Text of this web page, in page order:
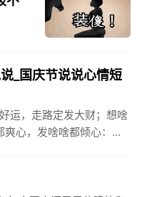
_国庆节说说心情短
运，走路定发大财；想啥
心，发啥啥都倾心：祝